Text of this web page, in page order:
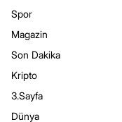
Spor
Magazin
Son Dakika
Kripto
3.Sayfa
Dünya